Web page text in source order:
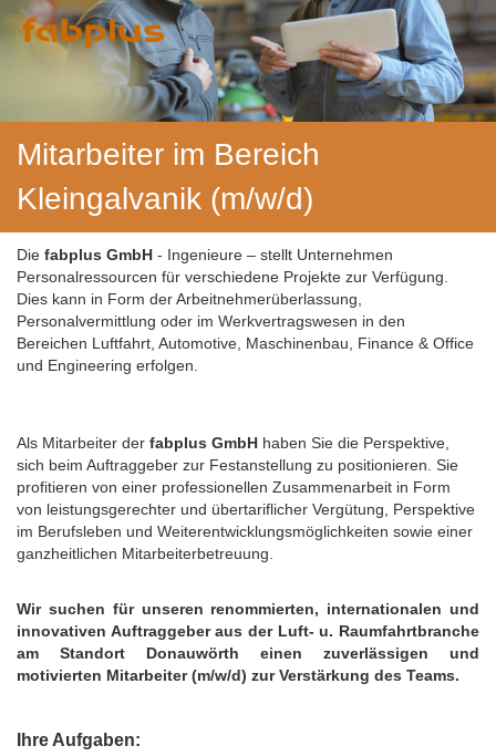
Mitarbeiter im Bereich
Kleingalvanik (m/w/d)
Die fabplus GmbH - Ingenieure – stellt Unternehmen
Personalressourcen für verschiedene Projekte zur Verfügung.
Dies kann in Form der Arbeitnehmerüberlassung,
Personalvermittlung oder im Werkvertragswesen in den
Bereichen Luftfahrt, Automotive, Maschinenbau, Finance & Office
und Engineering erfolgen.
Als Mitarbeiter der fabplus GmbH haben Sie die Perspektive,
sich beim Auftraggeber zur Festanstellung zu positionieren. Sie
profitieren von einer professionellen Zusammenarbeit in Form
von leistungsgerechter und übertariflicher Vergütung, Perspektive
im Berufsleben und Weiterentwicklungsmöglichkeiten sowie einer
ganzheitlichen Mitarbeiterbetreuung.
Wir suchen für unseren renommierten, internationalen und
innovativen Auftraggeber aus der Luft- u. Raumfahrtbranche
am Standort Donauwörth einen zuverlässigen und
motivierten Mitarbeiter (m/w/d) zur Verstärkung des Teams.
Ihre Aufgaben: